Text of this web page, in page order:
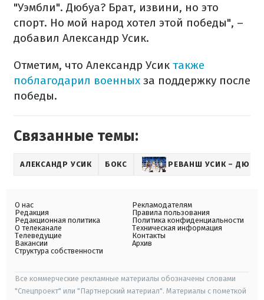
"Уэмбли". Дюбуа? Брат, извини, но это
спорт. Но мой народ хотел этой победы", –
добавил Александр Усик.
Отметим, что Александр Усик также
поблагодарил военных за поддержку после
победы.
Связанные темы:
АЛЕКСАНДР УСИК БОКС РЕВАНШ УСИК –
О нас
Редакция
Редакционная политика
О телеканале
Телеведущие
Вакансии
Структура собственности
Рекламодателям
Правила пользования
Политика конфиденциальности
Техническая информация
Контакты
Архив
Все коммерческие рекламные материалы обозначены словами
"Спецпроект" или "Партнерский материал". Материалы с пометкой